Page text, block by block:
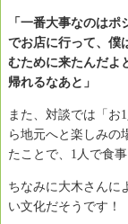
「一番大事なのは
でお店に行って、僕
むために来たんだよ
帰れるなあと」
また、対談では「お
ら地元へと楽しみの
たことで、1人で食
ちなみに大木さんに
い文化だそうです！